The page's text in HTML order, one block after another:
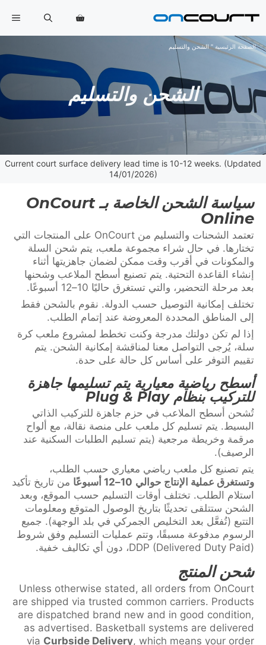
إلى
الصفحة الرئيسية"الشحن والتسليم
الشحن والتسليم
Current court surface delivery lead time is 10-12 weeks. (Updated
14/01/2026)
سياسة الشحن الخاصة بـ OnCourt
Online
تعتمد الشحنات والتسليم من OnCourt على المنتجات التي
تختارها. في حال شراء مجموعة ملعب، يتم شحن السلة
والمكونات في أقرب وقت ممكن لضمان جاهزيتها أثناء
إنشاء القاعدة التحتية. يتم تصنيع أسطح الملاعب وشحنها
بعد مرحلة التحضير، والتي تستغرق حاليًا 10–12 أسبوعًا.
تختلف إمكانية التوصيل حسب الدولة. نقوم بالشحن فقط
إلى المناطق المحددة المعروضة عند إتمام الطلب.
إذا لم تكن دولتك مدرجة وكنت تخطط لمشروع ملعب كرة
سلة، يُرجى التواصل معنا لمناقشة إمكانية الشحن. يتم
تقييم التوفر على أساس كل حالة على حدة.
أسطح رياضية معيارية يتم تسليمها جاهزة
للتركيب بنظام Plug & Play
تُشحن أسطح الملاعب في حزم جاهزة للتركيب الذاتي
البسيط. يتم تسليم كل ملعب على منصة نقالة، مع ألواح
مرقمة وخريطة مرجعية (يتم تسليم الطلبات السكنية عند
الرصيف).
يتم تصنيع كل ملعب رياضي معياري حسب الطلب،
وتستغرق عملية الإنتاج حوالي 10–12 أسبوعًا
من تاريخ تأكيد
استلام الطلب. تختلف أوقات التسليم حسب الموقع، وبعد
الشحن ستتلقى تحديثًا بتاريخ الوصول المتوقع ومعلومات
التتبع (تُفعَّل بعد التخليص الجمركي في بلد الوجهة). جميع
الرسوم مدفوعة مسبقًا، وتتم عمليات التسليم وفق شروط
DDP (Delivered Duty Paid)، دون أي تكاليف خفية.
شحن المنتج
Unless otherwise stated, all orders from OnCourt
are shipped via trusted common carriers. Products
are dispatched brand new and in good condition,
as advertised. Basketball systems are delivered
via Curbside Delivery, which means your order